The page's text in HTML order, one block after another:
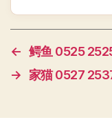
← 鳄鱼 0525
→ 家猫 0527